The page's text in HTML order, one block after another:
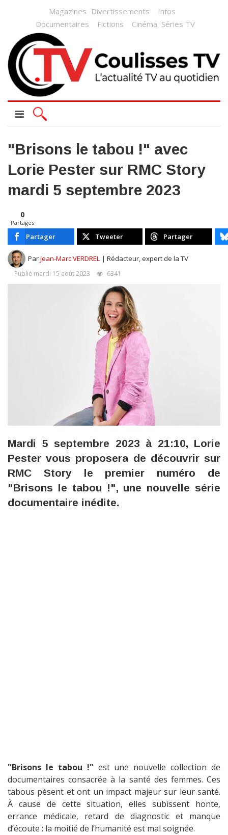
Magazines Divertissements
Infos
Documentaires
Fictions Cinéma Séries TV
"Brisons le tabou !" avec
Lorie Pester sur RMC Story
mardi 5 septembre 2023
0
Partages
Partager Tweeter Partager
ParJean-Marc VERDREL | Rédacteur, expert de la TV
Publié mardi 15 août 2023 6341
Mardi 5 septembre 2023 à 21:10, Lorie
Pester vous proposera de découvrir sur
RMC Story le premier numéro de
"Brisons le tabou !", une nouvelle série
documentaire inédite.
"Brisons le tabou !" est une nouvelle collection de
documentaires consacrée à la santé des femmes. Ces
tabous pèsent et ont un impact majeur sur leur santé.
À cause de cette situation, elles subissent honte,
errance médicale, retard de diagnostic et manque
d’écoute : la moitié de l’humanité est mal soignée.